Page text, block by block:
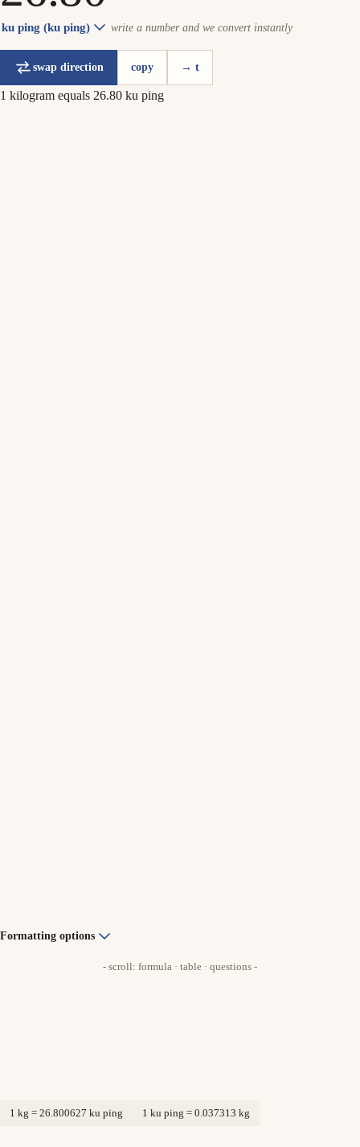
ku ping (ku ping) write a number and we convert instantly
swap direction copy → t
1 kilogram equals 26.80 ku ping
Formatting options
- scroll: formula · table · questions -
1 kg = 26.800627 ku ping 1 ku ping = 0.037313 kg